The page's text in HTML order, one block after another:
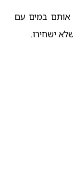
אותם במים עם
ישחירו.